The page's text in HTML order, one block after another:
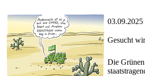
03.09.2025
Gesucht
Die